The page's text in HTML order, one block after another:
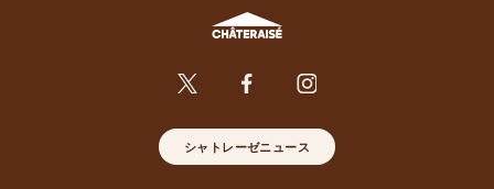
シャトレーゼニュース